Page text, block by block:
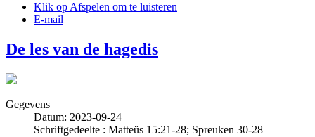
Klik op Afspelen om te luisteren
E-mail
De les van de hagedis
Gegevens
Datum: 2023-09-24
Schriftgedeelte : Matteüs 15:21-28; Spreuken 30-28